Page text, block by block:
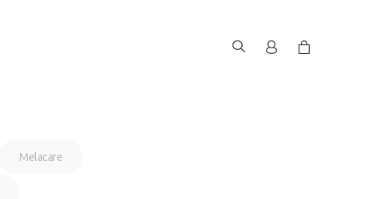
Melacare